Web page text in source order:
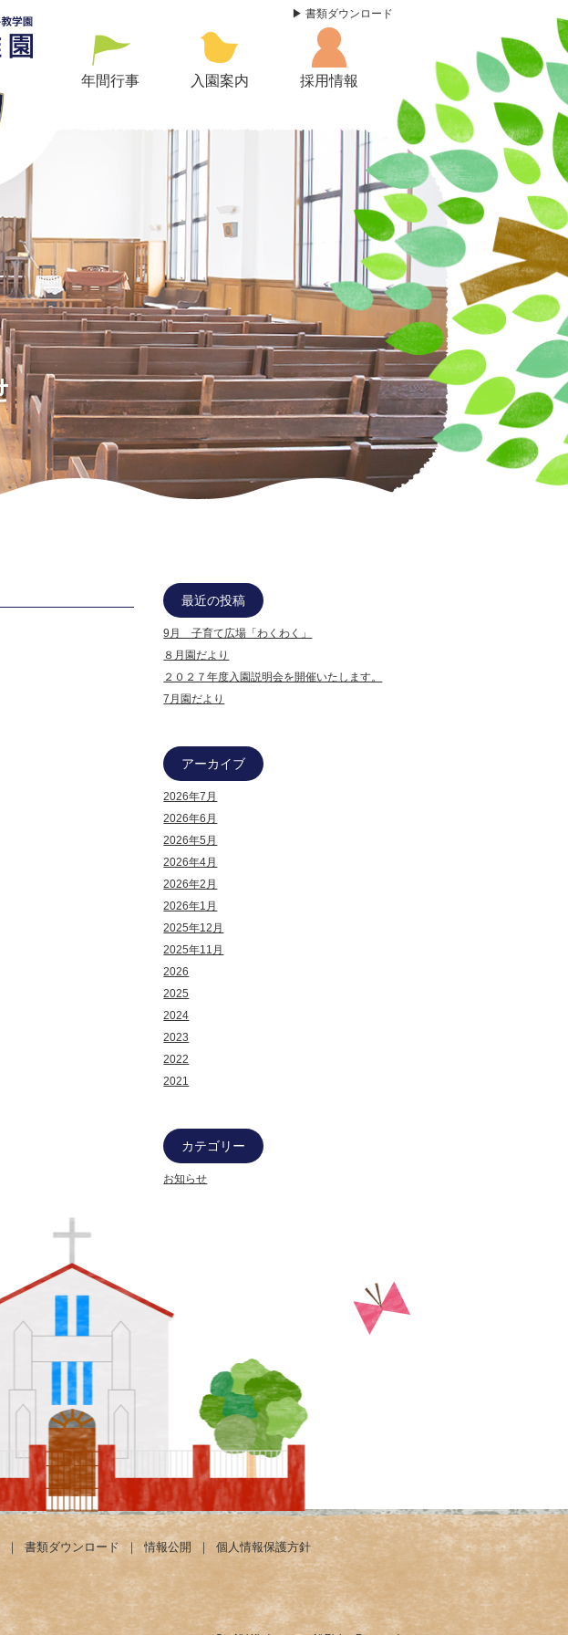
2020
|
愛
輝
幼
稚
園
書類ダウンロード
年間行事 入園案内 採用情報
最近の投稿
9月 子育て広場「わくわく」
８月園だより
２０２７年度入園説明会を開催いたします。
7月園だより
アーカイブ
2026年7月
2026年6月
2026年5月
2026年4月
2026年2月
2026年1月
2025年12月
2025年11月
2026
2025
2024
2023
2022
2021
カテゴリー
お知らせ
｜ 書類ダウンロード ｜ 情報公開 ｜ 個人情報保護方針